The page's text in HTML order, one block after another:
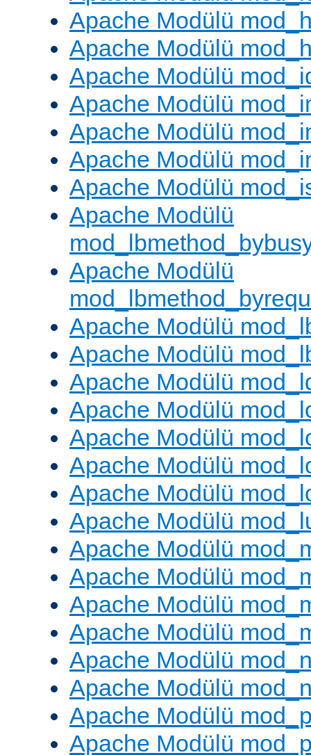
Apache Modülü
Apache Modülü
Apache Modülü
Apache Modülü
Apache Modülü
Apache Modülü
Apache Modülü
Apache Modülü
Apache Modülü
Apache Modülü
Apache Modülü
Apache Modülü
Apache Modülü
Apache Modülü
Apache Modülü
Apache Modülü
Apache Modülü
Apache Modülü
Apache Modülü
Apache Modülü
Apache Modülü
Apache Modülü
Apache Modülü
Apache Modülü
Apache Modülü